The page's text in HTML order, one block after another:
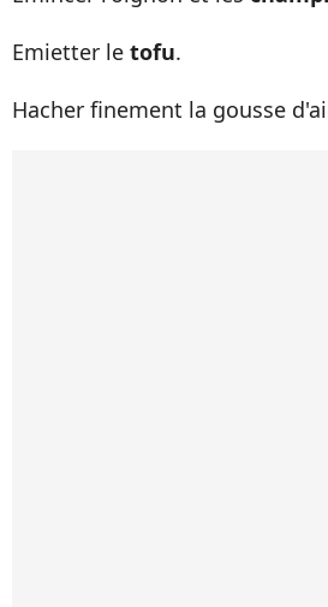
Emietter le tofu.
Hacher finement la gousse